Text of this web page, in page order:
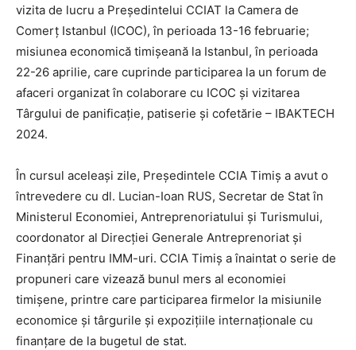
vizita de lucru a Președintelui CCIAT la Camera de
Comerț Istanbul (ICOC), în perioada 13-16 februarie;
misiunea economică timișeană la Istanbul, în perioada
22-26 aprilie, care cuprinde participarea la un forum de
afaceri organizat în colaborare cu ICOC și vizitarea
Târgului de panificație, patiserie și cofetărie – IBAKTECH
2024.
În cursul aceleași zile, Președintele CCIA Timiș a avut o
întrevedere cu dl. Lucian-Ioan RUS, Secretar de Stat în
Ministerul Economiei, Antreprenoriatului și Turismului,
coordonator al Direcției Generale Antreprenoriat și
Finanțări pentru IMM-uri. CCIA Timiș a înaintat o serie de
propuneri care vizează bunul mers al economiei
timișene, printre care participarea firmelor la misiunile
economice și târgurile şi expoziţiile internaţionale cu
finanţare de la bugetul de stat.